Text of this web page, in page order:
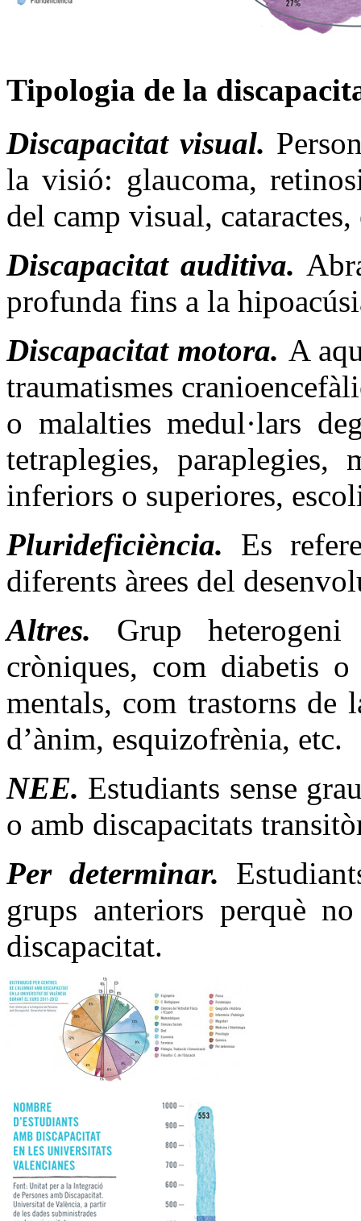
Tipologia de la
Discapacitat visual.
la visió: glaucoma,
del camp visual, cataractes,
Discapacitat auditiva.
profunda fins a la
Discapacitat motora. A
traumatismes
o malalties medul·lars
tetraplegies, paraplegies,
inferiors o superiores,
Plurideficiència.
Es
diferents àrees del
Altres. Grup
cròniques, com diabetis
mentals, com trastorns de
d’ànim, esquizofrènia, etc.
NEE. Estudiants sense
o amb discapacitats
Per determinar.
grups anteriors perquè
discapacitat.